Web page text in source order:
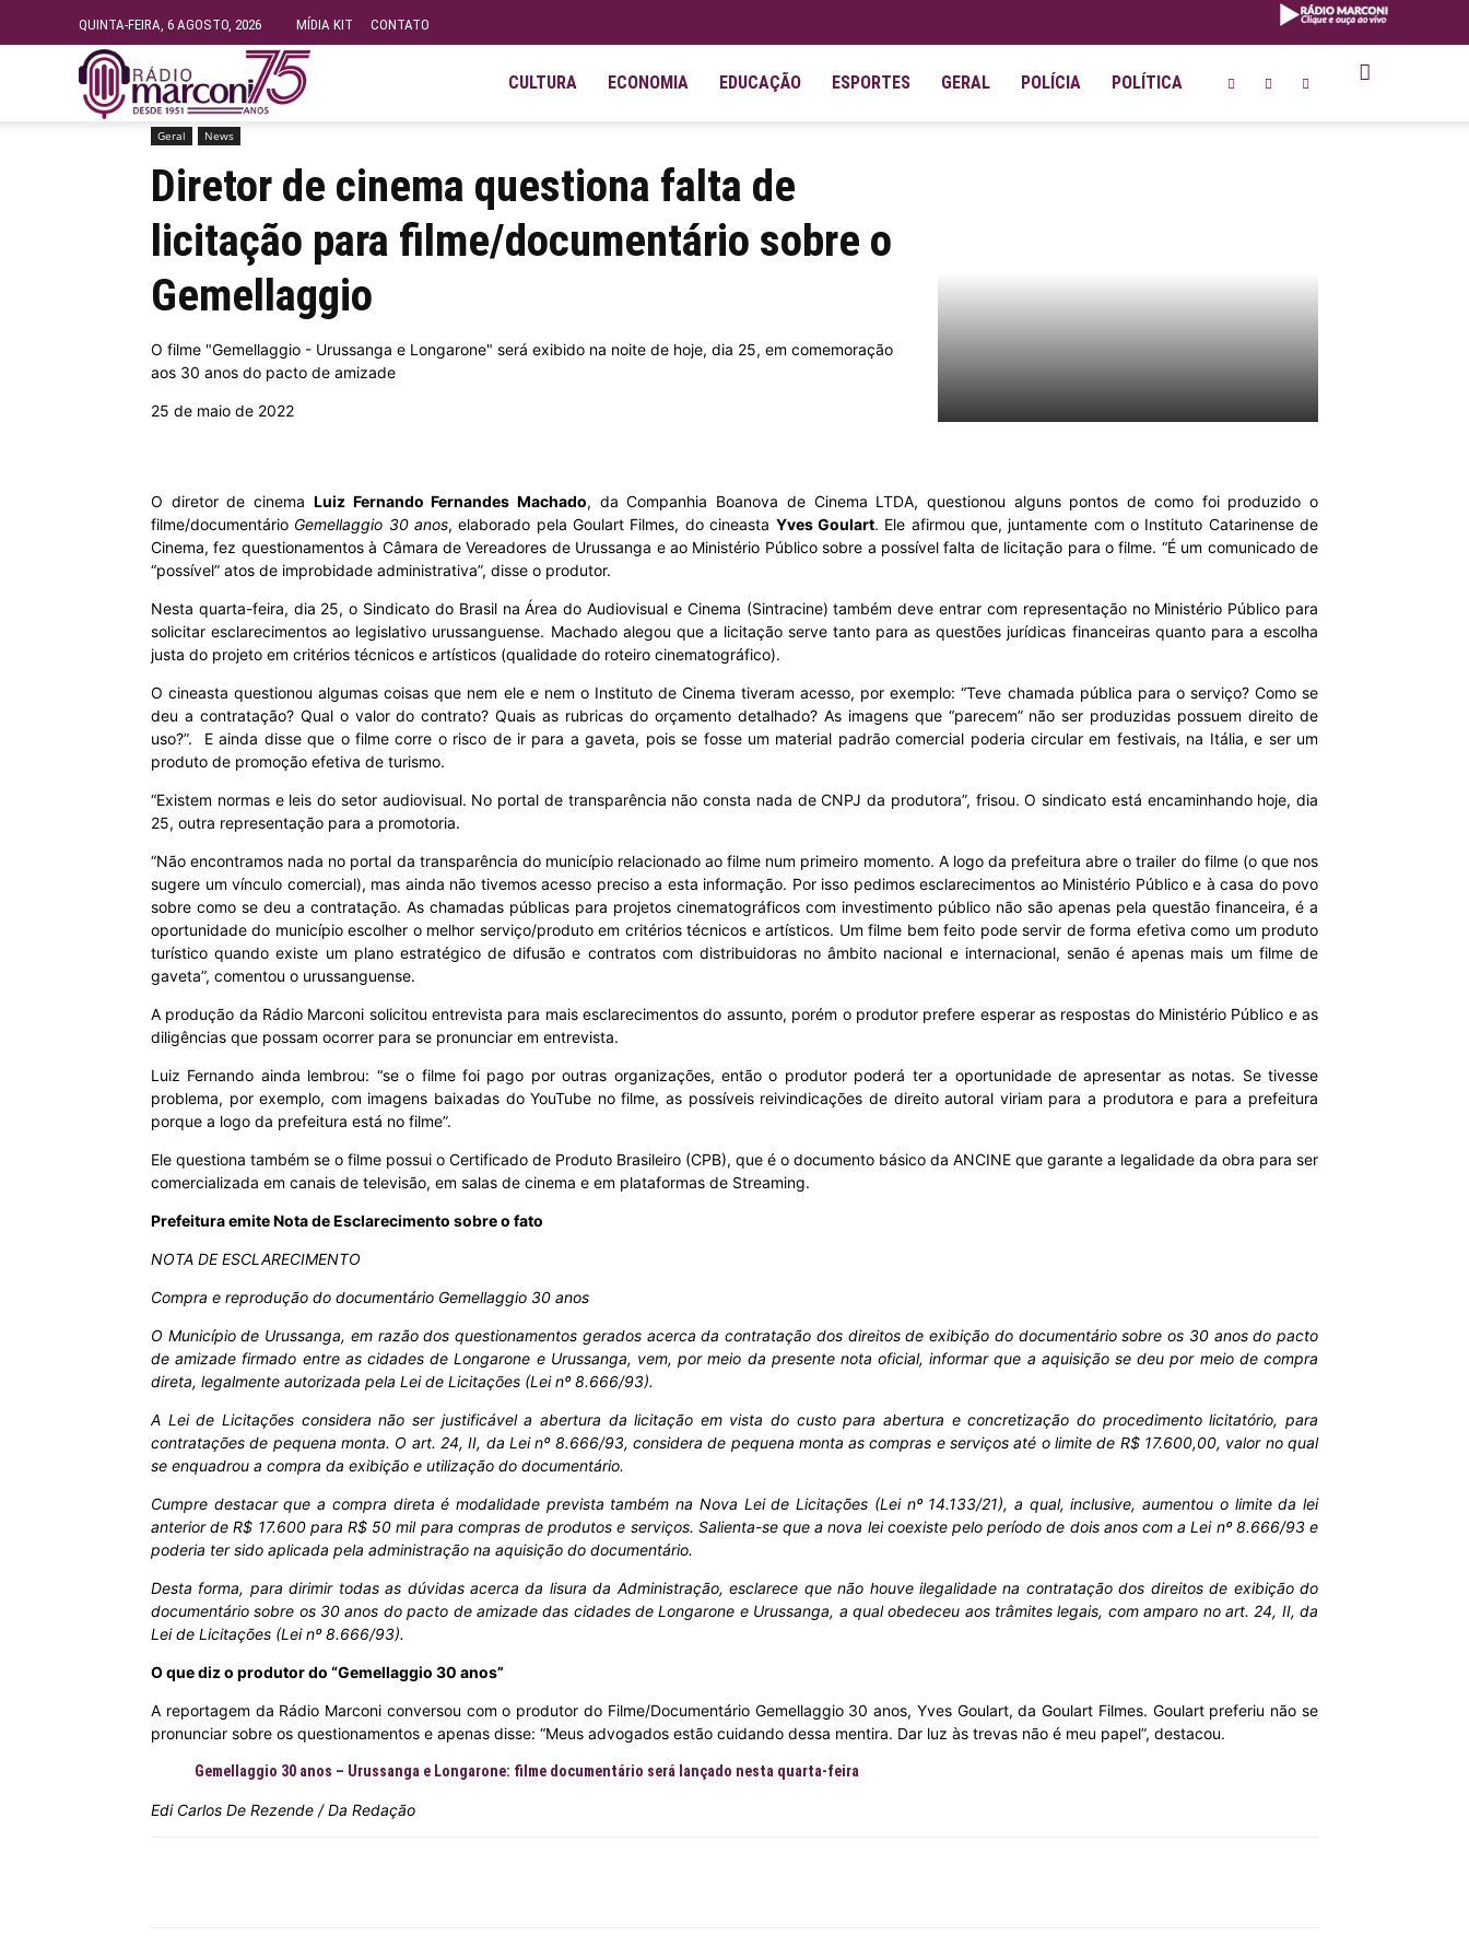
QUINTA-FEIRA, 6 AGOSTO, 2026 MÍDIA KIT CONTATO
Marconi
–
MHZ
CULTURA ECONOMIA EDUCAÇÃO ESPORTES GERAL POLÍCIA POLÍTICA
Início Geral
Geral News
Diretor de cinema questiona falta de
licitação para filme/documentário sobre o
Gemellaggio
O filme "Gemellaggio - Urussanga e Longarone" será exibido na noite de hoje, dia 25, em comemoração
aos 30 anos do pacto de amizade
25 de maio de 2022
O diretor de cinema Luiz Fernando Fernandes Machado, da Companhia Boanova de Cinema LTDA, questionou alguns pontos de como foi produzido o
filme/documentário Gemellaggio 30 anos, elaborado pela Goulart Filmes, do cineasta Yves Goulart. Ele afirmou que, juntamente com o Instituto Catarinense de
Cinema, fez questionamentos à Câmara de Vereadores de Urussanga e ao Ministério Público sobre a possível falta de licitação para o filme. “É um comunicado de
“possível” atos de improbidade administrativa”, disse o produtor.
Nesta quarta-feira, dia 25, o Sindicato do Brasil na Área do Audiovisual e Cinema (Sintracine) também deve entrar com representação no Ministério Público para
solicitar esclarecimentos ao legislativo urussanguense. Machado alegou que a licitação serve tanto para as questões jurídicas financeiras quanto para a escolha
justa do projeto em critérios técnicos e artísticos (qualidade do roteiro cinematográfico).
O cineasta questionou algumas coisas que nem ele e nem o Instituto de Cinema tiveram acesso, por exemplo: “Teve chamada pública para o serviço? Como se
deu a contratação? Qual o valor do contrato? Quais as rubricas do orçamento detalhado? As imagens que “parecem” não ser produzidas possuem direito de
uso?”. E ainda disse que o filme corre o risco de ir para a gaveta, pois se fosse um material padrão comercial poderia circular em festivais, na Itália, e ser um
produto de promoção efetiva de turismo.
“Existem normas e leis do setor audiovisual. No portal de transparência não consta nada de CNPJ da produtora”, frisou. O sindicato está encaminhando hoje, dia
25, outra representação para a promotoria.
“Não encontramos nada no portal da transparência do município relacionado ao filme num primeiro momento. A logo da prefeitura abre o trailer do filme (o que nos
sugere um vínculo comercial), mas ainda não tivemos acesso preciso a esta informação. Por isso pedimos esclarecimentos ao Ministério Público e à casa do povo
sobre como se deu a contratação. As chamadas públicas para projetos cinematográficos com investimento público não são apenas pela questão financeira, é a
oportunidade do município escolher o melhor serviço/produto em critérios técnicos e artísticos. Um filme bem feito pode servir de forma efetiva como um produto
turístico quando existe um plano estratégico de difusão e contratos com distribuidoras no âmbito nacional e internacional, senão é apenas mais um filme de
gaveta”, comentou o urussanguense.
A produção da Rádio Marconi solicitou entrevista para mais esclarecimentos do assunto, porém o produtor prefere esperar as respostas do Ministério Público e as
diligências que possam ocorrer para se pronunciar em entrevista.
Luiz Fernando ainda lembrou: “se o filme foi pago por outras organizações, então o produtor poderá ter a oportunidade de apresentar as notas. Se tivesse
problema, por exemplo, com imagens baixadas do YouTube no filme, as possíveis reivindicações de direito autoral viriam para a produtora e para a prefeitura
porque a logo da prefeitura está no filme”.
Ele questiona também se o filme possui o Certificado de Produto Brasileiro (CPB), que é o documento básico da ANCINE que garante a legalidade da obra para ser
comercializada em canais de televisão, em salas de cinema e em plataformas de Streaming.
Prefeitura emite Nota de Esclarecimento sobre o fato
NOTA DE ESCLARECIMENTO
Compra e reprodução do documentário Gemellaggio 30 anos
O Município de Urussanga, em razão dos questionamentos gerados acerca da contratação dos direitos de exibição do documentário sobre os 30 anos do pacto
de amizade firmado entre as cidades de Longarone e Urussanga, vem, por meio da presente nota oficial, informar que a aquisição se deu por meio de compra
direta, legalmente autorizada pela Lei de Licitações (Lei nº 8.666/93).
A Lei de Licitações considera não ser justificável a abertura da licitação em vista do custo para abertura e concretização do procedimento licitatório, para
contratações de pequena monta. O art. 24, II, da Lei nº 8.666/93, considera de pequena monta as compras e serviços até o limite de R$ 17.600,00, valor no qual
se enquadrou a compra da exibição e utilização do documentário.
Cumpre destacar que a compra direta é modalidade prevista também na Nova Lei de Licitações (Lei nº 14.133/21), a qual, inclusive, aumentou o limite da lei
anterior de R$ 17.600 para R$ 50 mil para compras de produtos e serviços. Salienta-se que a nova lei coexiste pelo período de dois anos com a Lei nº 8.666/93 e
poderia ter sido aplicada pela administração na aquisição do documentário.
Desta forma, para dirimir todas as dúvidas acerca da lisura da Administração, esclarece que não houve ilegalidade na contratação dos direitos de exibição do
documentário sobre os 30 anos do pacto de amizade das cidades de Longarone e Urussanga, a qual obedeceu aos trâmites legais, com amparo no art. 24, II, da
Lei de Licitações (Lei nº 8.666/93).
O que diz o produtor do “Gemellaggio 30 anos”
A reportagem da Rádio Marconi conversou com o produtor do Filme/Documentário Gemellaggio 30 anos, Yves Goulart, da Goulart Filmes. Goulart preferiu não se
pronunciar sobre os questionamentos e apenas disse: “Meus advogados estão cuidando dessa mentira. Dar luz às trevas não é meu papel”, destacou.
Gemellaggio 30 anos – Urussanga e Longarone: filme documentário será lançado nesta quarta-feira
Edi Carlos De Rezende / Da Redação